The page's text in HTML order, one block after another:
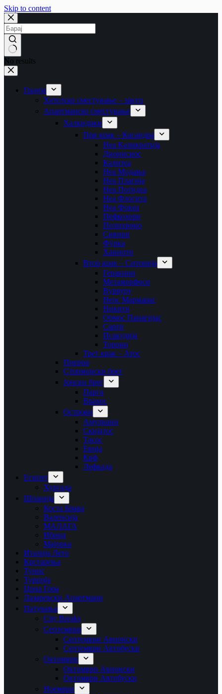
Skip to content
No results
Грција
Хотелско сместување – закуп
Апартманско сместување
Халкидики
Прв крак – Касандра
Неа Каликратија
Дионисиос
Калитеа
Неа Модања
Неа Плагија
Неа Потидеа
Неа Флогита
Неа Фокеа
Пефкохори
Полихроно
Сивири
Фурка
Ханиоти
Втор крак – Ситонија
Геракини
Метаморфоси
Вурвуру
Неос Мармарас
Никити
Ормос Панагијас
Сарти
Псакудија
Торони
Трет крак – Атос
Пиериа
Стримонски брег
Јонски брег
Парга
Врахос
Острови
Амулиани
Скијатос
Тасос
Евија
Крф
Лефкада
Египет
Хургада
Шпанија
Коста Брава
Валенсија
МАЛАГА
Ибица
Мајорка
Италија Лето
Крстарења
Тунис
Турција
Црна Гора
Лазаревски Апартмани
Патувања
City Breaks
Септември
Септември Авионски
Септември Автобуски
Октомври
Октомври Авионски
Октомври Автобуски
Ноември